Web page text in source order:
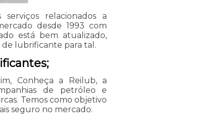
relacionados a
desde 1993 com
está bem atualizado,
lubrificante para tal.
Conheça a Reilub, a
de petróleo e
Temos como objetivo
seguro no mercado.